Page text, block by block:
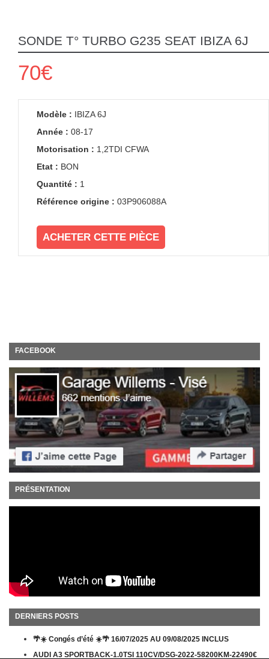
SONDE T° TURBO G235 SEAT IBIZA 6J
70€
Modèle : IBIZA 6J
Année : 08-17
Motorisation : 1,2TDI CFWA
Etat : BON
Quantité : 1
Référence origine : 03P906088A
ACHETER CETTE PIÈCE
FACEBOOK
PRÉSENTATION
DERNIERS POSTS
🌴☀️ Congés d’été ☀️🌴 16/07/2025 AU 09/08/2025 INCLUS
AUDI A3 SPORTBACK-1.0TSI 110CV/DSG-2022-58200KM-22490€